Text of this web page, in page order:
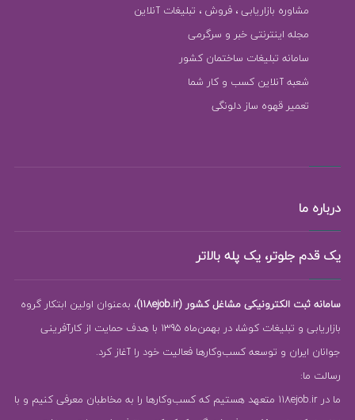
مشاوره بازاریابی ، فروش ، تبلیغات آنلاین
مجله اینترنتی خبر و سرگرمی
سامانه تبلیغات ساختمان کشور
شعبه آنلاین کسب و کار شما
تعمیر قهوه ساز دلونگی
درباره ما
یک قدم جلوتر، یک پله بالاتر
سامانه ثبت الکترونیکی مشاغل کشور (118ejob.ir)
، به‌عنوان اولین ابتکار گروه
بازاریابی و تبلیغات کوشا، در بهمن‌ماه 1395 با هدف حمایت از کارآفرینی
جوانان ایران و توسعه کسب‌وکارها فعالیت خود را آغاز کرد.
رسالت ما:
ما در 118ejob.ir متعهد هستیم که کسب‌وکارها را به مخاطبان معرفی کنیم و با